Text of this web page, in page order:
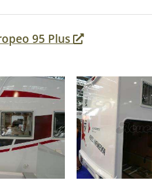
95 Plus